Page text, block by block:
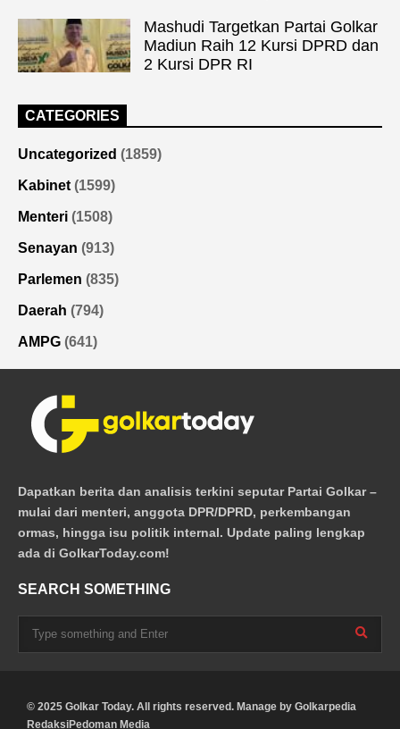
Mashudi Targetkan Partai Golkar
Madiun Raih 12 Kursi DPRD dan
2 Kursi DPR RI
CATEGORIES
Uncategorized (1859)
Kabinet (1599)
Menteri (1508)
Senayan (913)
Parlemen (835)
Daerah (794)
AMPG (641)
Dapatkan berita dan analisis terkini seputar Partai Golkar –
mulai dari menteri, anggota DPR/DPRD, perkembangan
ormas, hingga isu politik internal. Update paling lengkap
ada di GolkarToday.com!
SEARCH SOMETHING
© 2025 Golkar Today. All rights reserved. Manage by Golkarpedia
RedaksiPedoman Media